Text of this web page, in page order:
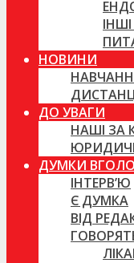
НОВИНИ
ДО УВАГИ
НАШІ
ДУМКИ
ІНТЕРВ’Ю
Є ДУМКА
ВІД